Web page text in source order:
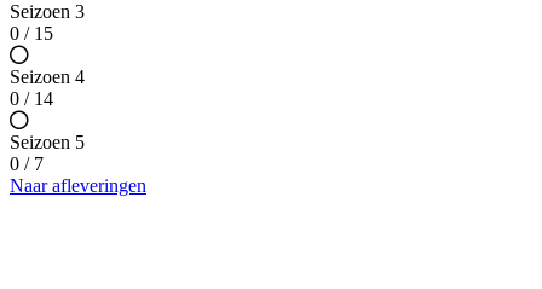
Seizoen 3
0 / 15
Seizoen 4
0 / 14
Seizoen 5
0 / 7
Naar afleveringen